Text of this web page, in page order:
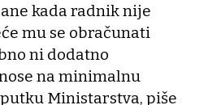
kada radnik nije
mu se obračunati
ni dodatno
na minimalnu
Ministarstva, piše